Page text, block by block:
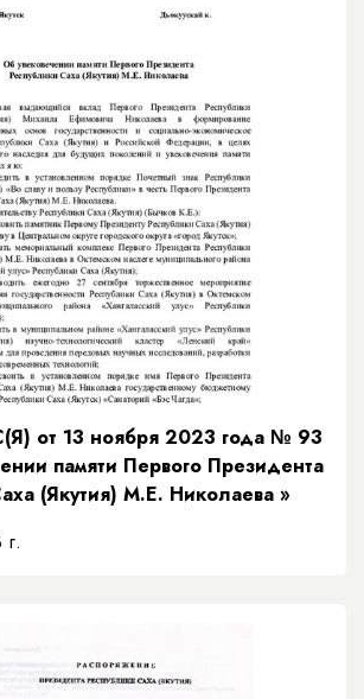
от 13 ноября 2023 года № 93
памяти Первого Президента
(Якутия) М.Е. Николаева »